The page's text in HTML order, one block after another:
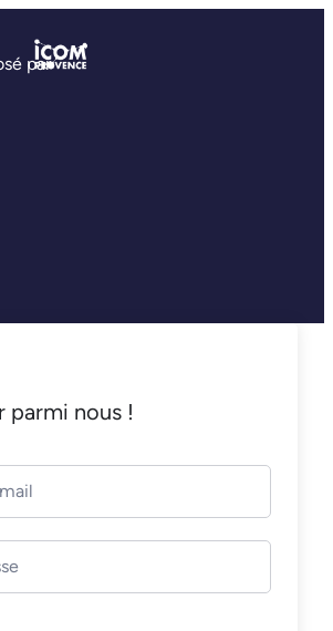
par
parmi nous !